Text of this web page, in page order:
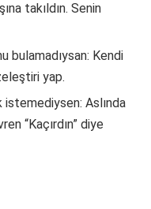
takıldın. Senin
bulamadıysan: Kendi
yap.
Aslında
“Kaçırdın” diye